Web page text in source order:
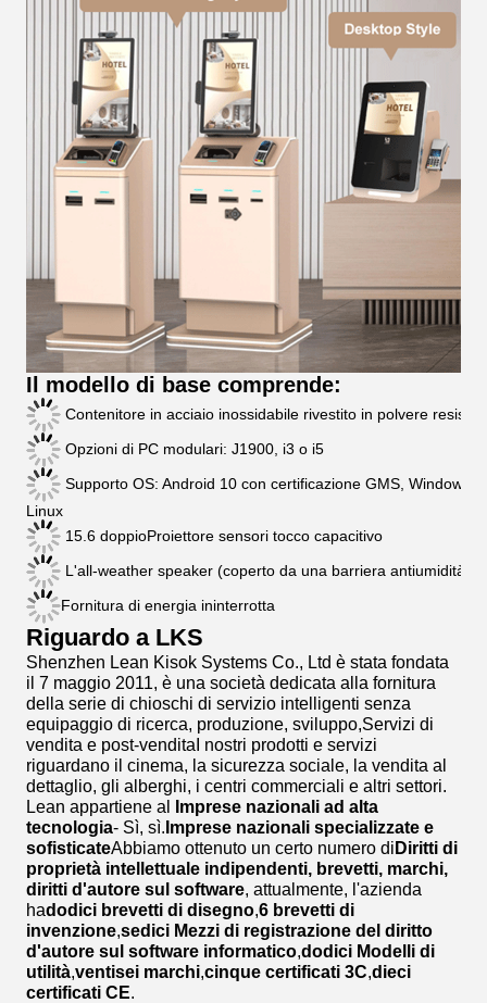
Il modello di base comprende:
Contenitore in acciaio inossidabile rivestito in polvere
Opzioni di PC modulari: J1900, i3 o i5
Supporto OS: Android 10 con certificazione GMS, Windows e
Linux
15.6 doppioProiettore sensori tocco capacitivo
L'all-weather speaker (coperto da una barriera antiumidità
Fornitura di energia ininterrotta
Riguardo a LKS
Shenzhen Lean Kisok Systems Co., Ltd è stata fondata
il 7 maggio 2011, è una società dedicata alla fornitura
della serie di chioschi di servizio intelligenti senza
equipaggio di ricerca, produzione, sviluppo,Servizi di
vendita e post-venditaI nostri prodotti e servizi
riguardano il cinema, la sicurezza sociale, la vendita al
dettaglio, gli alberghi, i centri commerciali e altri settori.
Lean appartiene al
Imprese nazionali ad alta
tecnologia- Sì, sì. Imprese nazionali specializzate e
sofisticateAbbiamo ottenuto un certo numero di Diritti di
proprietà intellettuale indipendenti, brevetti, marchi,
diritti d'autore sul software, attualmente, l'azienda
hadodici brevetti di disegno,6 brevetti di
invenzione,sedici Mezzi di registrazione del diritto
d'autore sul software informatico,dodici Modelli di
utilità,ventisei marchi,cinque certificati 3C,dieci
certificati CE.